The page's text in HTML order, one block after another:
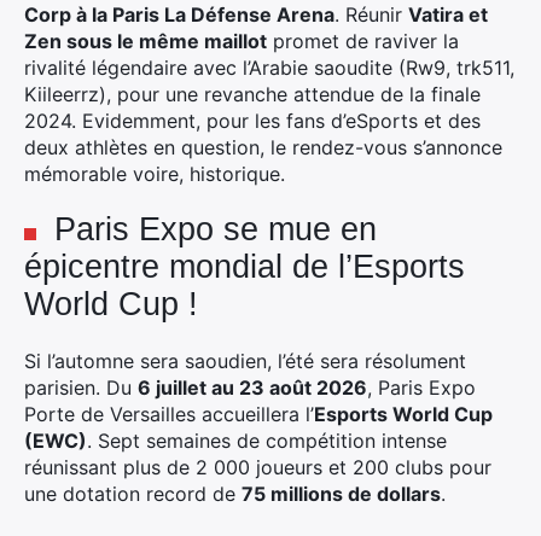
Corp à la Paris La Défense Arena. Réunir Vatira et
Zen sous le même maillot promet de raviver la
rivalité légendaire avec l’Arabie saoudite (Rw9, trk511,
Kiileerrz), pour une revanche attendue de la finale
2024. Evidemment, pour les fans d’eSports et des
deux athlètes en question, le rendez-vous s’annonce
mémorable voire, historique.
Paris Expo se mue en
épicentre mondial de l’Esports
World Cup !
Si l’automne sera saoudien, l’été sera résolument
parisien. Du 6 juillet au 23 août 2026, Paris Expo
Porte de Versailles accueillera l’Esports World Cup
(EWC). Sept semaines de compétition intense
réunissant plus de 2 000 joueurs et 200 clubs pour
une dotation record de 75 millions de dollars.